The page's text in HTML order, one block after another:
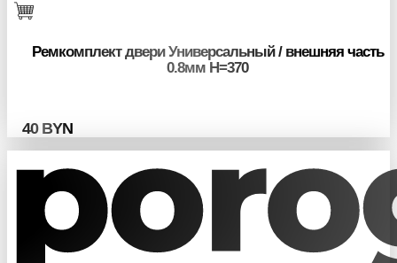
Ремкомплект двери Универсальный / внешняя часть
0.8мм H=370
40 BYN